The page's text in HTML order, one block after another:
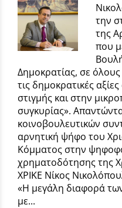
την
της
που
Δημοκρατίας, σε
τις δημοκρατικές
στιγμής και στην
συγκυρίας».
κοινοβουλευτικών
αρνητική ψήφο του
Κόμματος στην
χρηματοδότησης της
ΧΡΙΚΕ Νίκος
«Η μεγάλη διαφορά
με...